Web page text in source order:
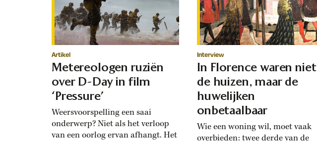
Artikel
Metereologen ruziën
over D-Day in film
‘Pressure’
Weersvoorspelling een saai
onderwerp? Niet als het verloop
van een oorlog ervan afhangt. Het
Interview
In Florence waren niet
de huizen, maar de
huwelijken
onbetaalbaar
Wie een woning wil, moet vaak
overbieden: twee derde van de